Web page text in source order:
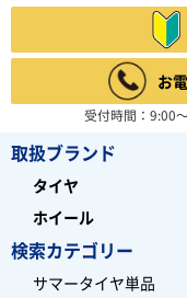
お
受付時間：9:00
取扱ブランド
タイヤ
ホイール
検索カテゴリー
サマータイヤ単品